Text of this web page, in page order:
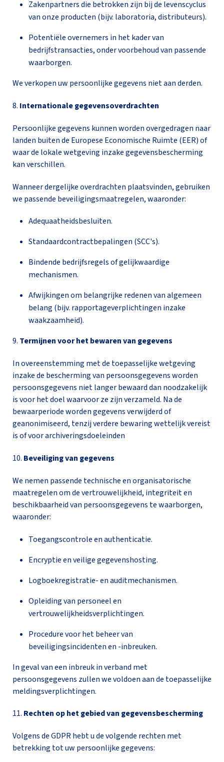
Zakenpartners die betrokken zijn bij de levenscyclus
van onze producten (bijv. laboratoria, distributeurs).
Potentiële overnemers in het kader van
bedrijfstransacties, onder voorbehoud van passende
waarborgen.
We verkopen uw persoonlijke gegevens niet aan derden.
8. Internationale gegevensoverdrachten
Persoonlijke gegevens kunnen worden overgedragen naar
landen buiten de Europese Economische Ruimte (EER) of
waar de lokale wetgeving inzake gegevensbescherming
kan verschillen.
Wanneer dergelijke overdrachten plaatsvinden, gebruiken
we passende beveiligingsmaatregelen, waaronder:
Adequaatheidsbesluiten.
Standaardcontractbepalingen (SCC's).
Bindende bedrijfsregels of gelijkwaardige
mechanismen.
Afwijkingen om belangrijke redenen van algemeen
belang (bijv. rapportageverplichtingen inzake
waakzaamheid).
9. Termijnen voor het bewaren van gegevens
In overeenstemming met de toepasselijke wetgeving
inzake de bescherming van persoonsgegevens worden
persoonsgegevens niet langer bewaard dan noodzakelijk
is voor het doel waarvoor ze zijn verzameld. Na de
bewaarperiode worden gegevens verwijderd of
geanonimiseerd, tenzij verdere bewaring wettelijk vereist
is of voor archiveringsdoeleinden
10. Beveiliging van gegevens
We nemen passende technische en organisatorische
maatregelen om de vertrouwelijkheid, integriteit en
beschikbaarheid van persoonsgegevens te waarborgen,
waaronder:
Toegangscontrole en authenticatie.
Encryptie en veilige gegevenshosting.
Logboekregistratie- en auditmechanismen.
Opleiding van personeel en
vertrouwelijkheidsverplichtingen.
Procedure voor het beheer van
beveiligingsincidenten en -inbreuken.
In geval van een inbreuk in verband met
persoonsgegevens zullen we voldoen aan de toepasselijke
meldingsverplichtingen.
11. Rechten op het gebied van gegevensbescherming
Volgens de GDPR hebt u de volgende rechten met
betrekking tot uw persoonlijke gegevens: